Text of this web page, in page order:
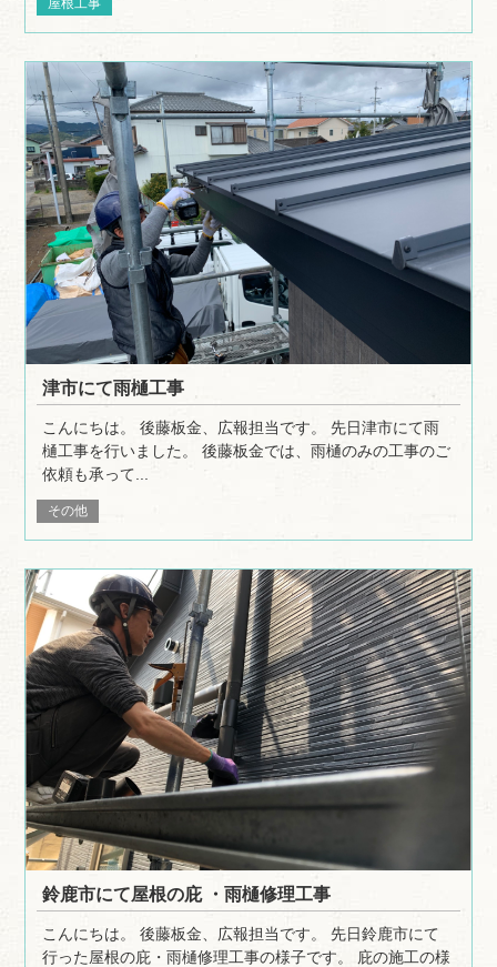
屋根工事
津市にて雨樋工事
こんにちは。 後藤板金、広報担当です。 先日津市にて雨
樋工事を行いました。 後藤板金では、雨樋のみの工事のご
依頼も承って...
その他
鈴鹿市にて屋根の庇 ・雨樋修理工事
こんにちは。 後藤板金、広報担当です。 先日鈴鹿市にて
行った屋根の庇・雨樋修理工事の様子です。 庇の施工の様